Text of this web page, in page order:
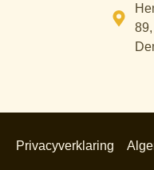
Privacyverklaring